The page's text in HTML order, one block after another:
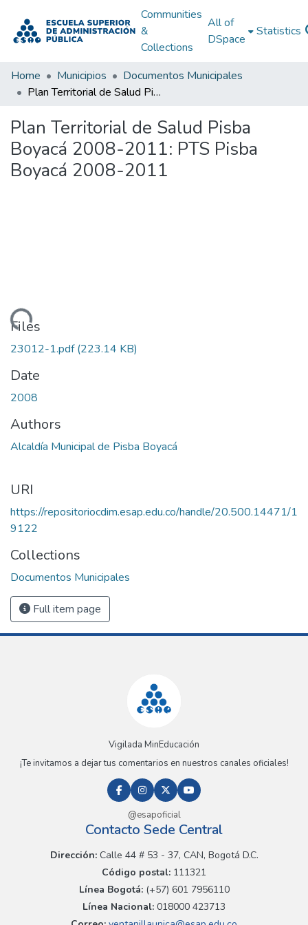
Communities
&
Collections
All of
DSpace
Statistics
Home Municipios
Documentos Municipales
Plan Territorial de Salud Pisba Boyacá 2008-2011: PTS Pisba Boyacá 2008-2011
Plan Territorial de Salud Pisba
Boyacá 2008-2011: PTS Pisba
Boyacá 2008-2011
Files
23012-1.pdf(223.14 KB)
Date
2008
Authors
Alcaldía Municipal de Pisba Boyacá
URI
https://repositoriocdim.esap.edu.co/handle/20.500.14471/1
9122
Collections
Documentos Municipales
Full item page
Vigilada MinEducación
¡Te invitamos a dejar tus comentarios en nuestros canales oficiales!
@esapoficial
Contacto Sede Central
Dirección:Calle 44 # 53 - 37, CAN, Bogotá D.C.
Código postal: 111321
Línea Bogotá:(+57) 601 7956110
Línea Nacional: 018000 423713